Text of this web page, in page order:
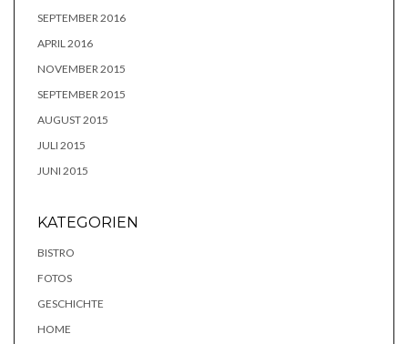
SEPTEMBER 2016
APRIL 2016
NOVEMBER 2015
SEPTEMBER 2015
AUGUST 2015
JULI 2015
JUNI 2015
KATEGORIEN
BISTRO
FOTOS
GESCHICHTE
HOME